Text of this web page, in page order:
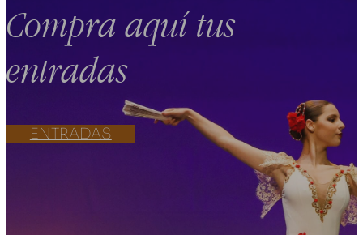
Compra aquí tus
entradas
ENTRADAS